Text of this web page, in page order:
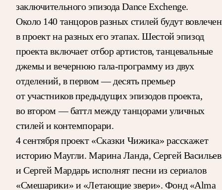
заключительного эпизода Dance Exchenge.
Около 140 танцоров разных стилей будут
в проект на разных его этапах. Шестой эпизод
проекта включает отбор артистов, танцевальные
джемы и вечернюю гала-программу из двух
отделений, в первом — десять премьер
от участников предыдущих эпизодов проекта,
во втором — баттл между танцорами уличных
стилей и контемпорари.
4 сентября проект «Сказки Чижика» расскажет
историю Маугли. Марина Ланда, Сергей Васильев
и Сергей Мардарь исполнят песни из сериалов
«Смешарики» и «Летающие звери». Фонд «Alma